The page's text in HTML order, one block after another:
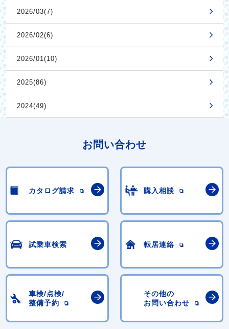
2026/03(7)
2026/02(6)
2026/01(10)
2025(86)
2024(49)
お問い合わせ
カタログ請求 購入相談
試乗車検索 転居連絡
車検/点検/
整備予約
その他の
お問い合わせ